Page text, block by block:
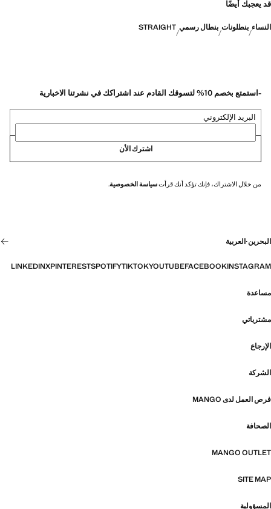
قد يعجبك أيضًا
النساء بنطلونات بنطال رسمي STRAIGHT
-استمتع بخصم 10% لتسوقك القادم عند اشتراكك في نشرتنا الاخبارية
البريد الإلكتروني
اشترك الأن
من خلال الاشتراك، فإنك تؤكد أنك قرأتسياسة الخصوصية.
البحرين·العربية
INSTAGRAM
FACEBOOK
YOUTUBE
TIKTOK
SPOTIFY
PINTEREST
X
LINKEDIN
مساعدة
مشترياتي
الإرجاع
الشركة
فرص العمل لدى MANGO
الصحافة
MANGO OUTLET
SITE MAP
المسؤولية